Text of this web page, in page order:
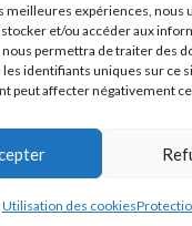
meilleures expériences, nous
et/ou accéder aux
permettra de traiter des
les identifiants uniques sur ce
peut affecter négativement
Utilisation des cookies